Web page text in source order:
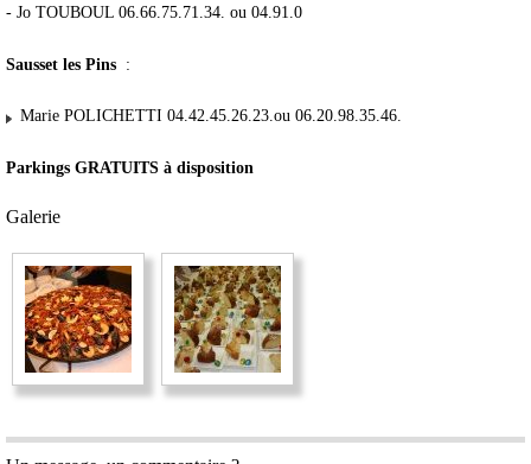
- Jo TOUBOUL 06.66.75.71.34. ou 04.91.0
Sausset les Pins :
Marie POLICHETTI 04.42.45.26.23.ou 06.20.98.35.46.
Parkings GRATUITS à disposition
Galerie